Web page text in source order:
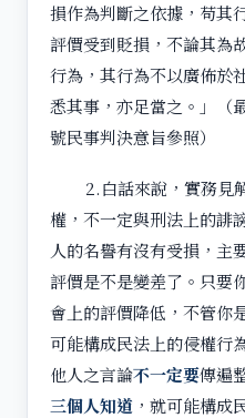
損作為判斷之依據，苟其
評價受到貶損，不論其為
行為，其行為不以廣佈於
悉其事，亦足當之。」（
號民事判決意旨參照）
2.白話來說，實務見
權，不一定與刑法上的誹
人的名譽有沒有受損，主
評價是不是變差了。只要
會上的評價降低，不管你
可能構成民法上的侵權行
他人之言論不一定要傳遍
三個人知道 ，就可能構成